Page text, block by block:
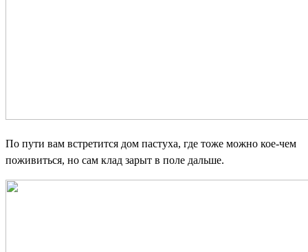
По пути вам встретится дом пастуха, где тоже можно кое-чем
поживиться, но сам клад зарыт в поле дальше.